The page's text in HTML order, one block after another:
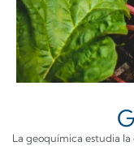
La geoquímica estudia